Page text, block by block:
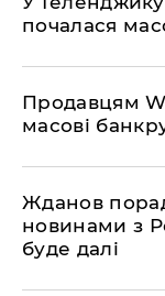
почалася
Продавцям
масові
Жданов
новинами з
буде далі